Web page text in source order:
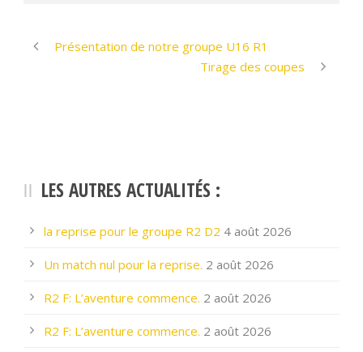
Présentation de notre groupe U16 R1
Tirage des coupes
LES AUTRES ACTUALITÉS :
la reprise pour le groupe R2 D2 4 août 2026
Un match nul pour la reprise. 2 août 2026
R2 F: L’aventure commence. 2 août 2026
R2 F: L’aventure commence. 2 août 2026